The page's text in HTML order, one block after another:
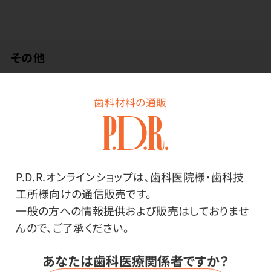
歯科材料の通販
P.D.R.オンラインショップは、歯科医院様・歯科技
工所様向けの通信販売です。
一般の方への情報提供および販売はしておりませ
んので、ご了承ください。
あなたは歯科医療関係者ですか？
その他
●材質／柄:ポリプロピレン 毛:飽和ポリエステル樹脂
※実用新案登録第3143239号
80℃ ●タフト（毛束）／22
使用上の注意
※1本入はパッケージデザインが旧仕様の場合がありま